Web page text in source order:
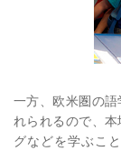
一方、欧米圏の
れられるので、
グなどを学ぶこ